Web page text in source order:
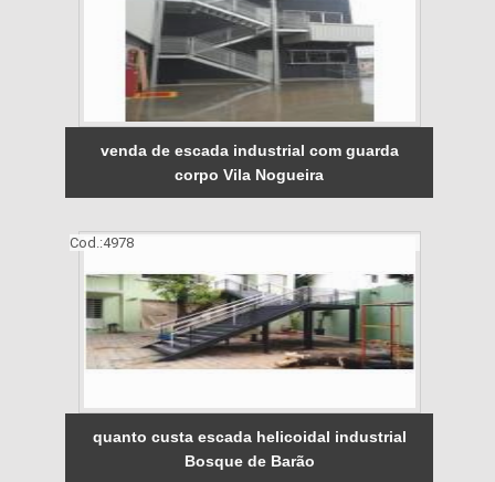
venda de escada industrial com guarda
corpo Vila Nogueira
Cod.:4978
quanto custa escada helicoidal industrial
Bosque de Barão